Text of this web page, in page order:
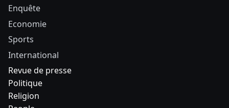
Enquête
Economie
Sports
International
Revue de presse
Politique
Religion